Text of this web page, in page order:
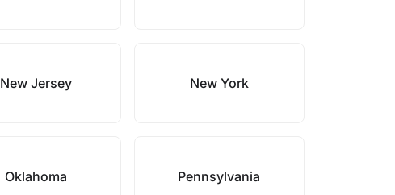
New Jersey New York
Oklahoma Pennsylvania